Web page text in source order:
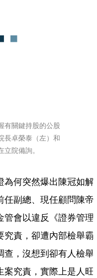
有關鍵持股的公股
長卓榮泰（左）和
院備詢。
為何突然爆出陳冠如解
任副總、現任顧問陳帝
會以違反《證券管理
責，卻遭內部檢舉霸
查，沒想到卻有人檢舉
案究責，實際上是人旺